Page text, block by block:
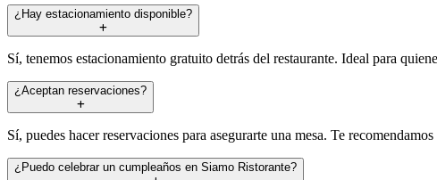
¿Hay estacionamiento disponible?
Sí, tenemos estacionamiento gratuito detrás del restaurante. Ideal para
¿Aceptan reservaciones?
Sí, puedes hacer reservaciones para asegurarte una mesa. Te
¿Puedo celebrar un cumpleaños en Siamo Ristorante?